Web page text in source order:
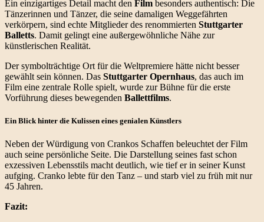
Ein einzigartiges Detail macht den Film besonders authentisch: Die
Tänzerinnen und Tänzer, die seine damaligen Weggefährten
verkörpern, sind echte Mitglieder des renommierten Stuttgarter
Balletts. Damit gelingt eine außergewöhnliche Nähe zur
künstlerischen Realität.
Der symbolträchtige Ort für die Weltpremiere hätte nicht besser
gewählt sein können. Das Stuttgarter Opernhaus, das auch im
Film eine zentrale Rolle spielt, wurde zur Bühne für die erste
Vorführung dieses bewegenden Ballettfilms.
Ein Blick hinter die Kulissen eines genialen Künstlers
Neben der Würdigung von Crankos Schaffen beleuchtet der Film
auch seine persönliche Seite. Die Darstellung seines fast schon
exzessiven Lebensstils macht deutlich, wie tief er in seiner Kunst
aufging. Cranko lebte für den Tanz – und starb viel zu früh mit nur
45 Jahren.
Fazit: